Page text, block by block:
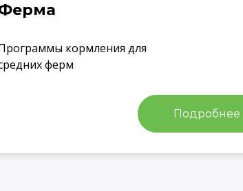
кормления для
ферм
Подробнее